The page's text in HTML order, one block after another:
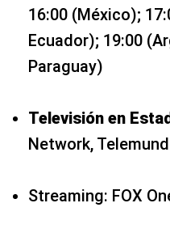
16:00 (México);
Ecuador); 19:00
Paraguay)
Televisión en
Network,
Streaming: FOX